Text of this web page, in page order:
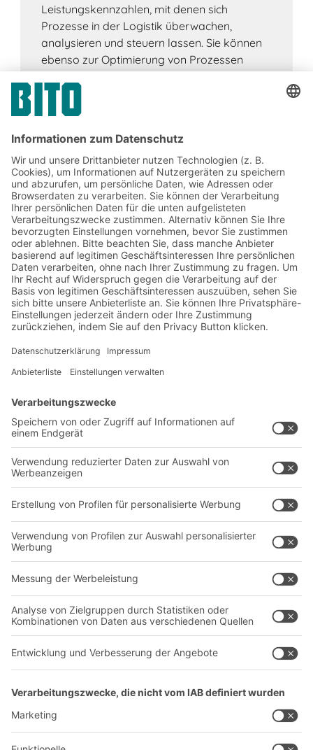
Leistungskennzahlen, mit denen sich
Prozesse in der Logistik überwachen,
analysieren und steuern lassen. Sie können
ebenso zur Optimierung von Prozessen
genutzt werden.
Jetzt beim BITO Newsletter
anmelden:
Lager- & Logistiknews
Exklusive Rabatte
Neuheiten
Lösungen
Behältersysteme
Regalsysteme
Transportsysteme
Beratung & Service
Unternehmen
Standorte weltweit
Produktionsstandorte
Follow us
YOUR LIFE.